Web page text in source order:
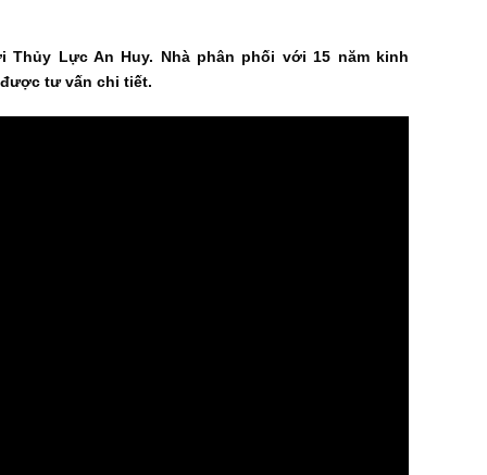
Thủy Lực An Huy. Nhà phân phối với 15 năm kinh
tư vấn chi tiết.